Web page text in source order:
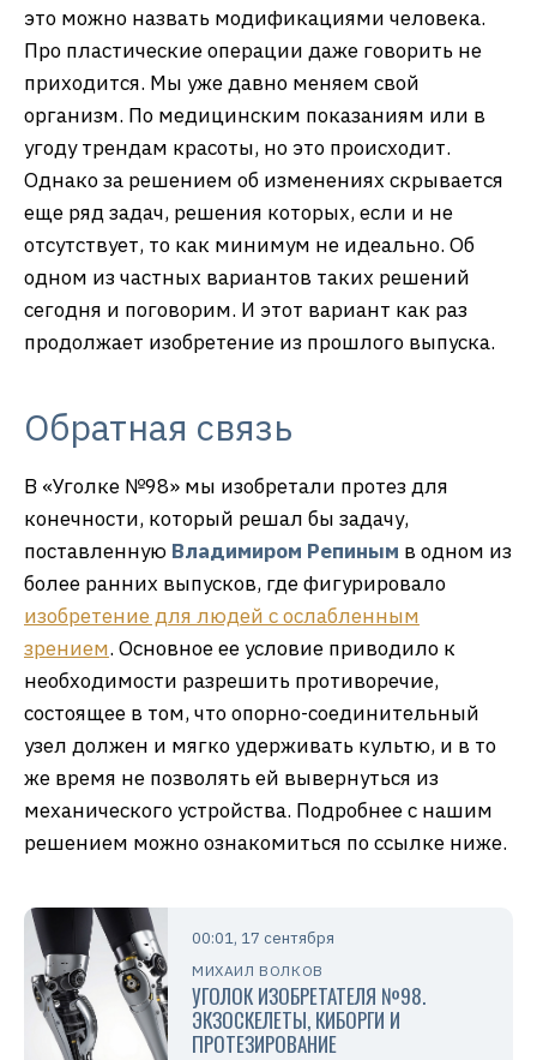
это можно назвать модификациями человека.
Про пластические операции даже говорить не
приходится. Мы уже давно меняем свой
организм. По медицинским показаниям или в
угоду трендам красоты, но это происходит.
Однако за решением об изменениях скрывается
еще ряд задач, решения которых, если и не
отсутствует, то как минимум не идеально. Об
одном из частных вариантов таких решений
сегодня и поговорим. И этот вариант как раз
продолжает изобретение из прошлого выпуска.
Обратная связь
В «Уголке №98» мы изобретали протез для
конечности, который решал бы задачу,
поставленную Владимиром Репиным в одном из
более ранних выпусков, где фигурировало
изобретение для людей с ослабленным
зрением. Основное ее условие приводило к
необходимости разрешить противоречие,
состоящее в том, что опорно-соединительный
узел должен и мягко удерживать культю, и в то
же время не позволять ей вывернуться из
механического устройства. Подробнее с нашим
решением можно ознакомиться по ссылке ниже.
00:01, 17 сентября
МИХАИЛ ВОЛКОВ
УГОЛОК ИЗОБРЕТАТЕЛЯ №98.
ЭКЗОСКЕЛЕТЫ, КИБОРГИ И
ПРОТЕЗИРОВАНИЕ